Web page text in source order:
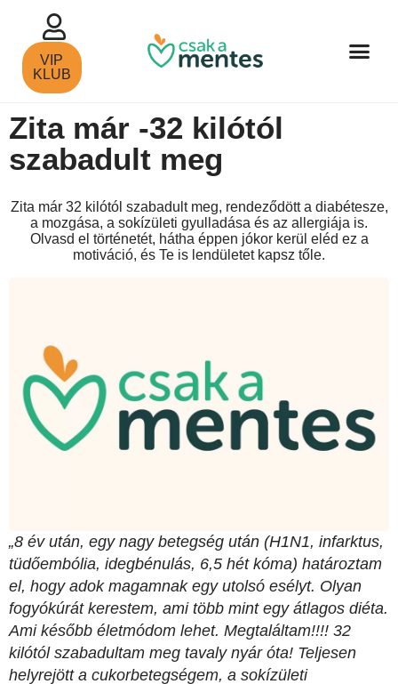
VIP
KLUB
Zita már -32 kilótól
szabadult meg
Zita már 32 kilótól szabadult meg, rendeződött a diabétesze,
a mozgása, a sokízületi gyulladása és az allergiája is.
Olvasd el történetét, hátha éppen jókor kerül eléd ez a
motiváció, és Te is lendületet kapsz tőle.
„8 év után, egy nagy betegség után (H1N1, infarktus,
tüdőembólia, idegbénulás, 6,5 hét kóma) határoztam
el, hogy adok magamnak egy utolsó esélyt. Olyan
fogyókúrát kerestem, ami több mint egy átlagos diéta.
Ami később életmódom lehet. Megtaláltam!!!! 32
kilótól szabadultam meg tavaly nyár óta! Teljesen
helyrejött a cukorbetegségem, a sokízületi